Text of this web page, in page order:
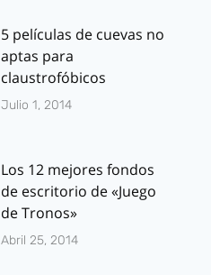
5 películas de cuevas no
aptas para
claustrofóbicos
Julio 1, 2014
Los 12 mejores fondos
de escritorio de «Juego
de Tronos»
Abril 25, 2014